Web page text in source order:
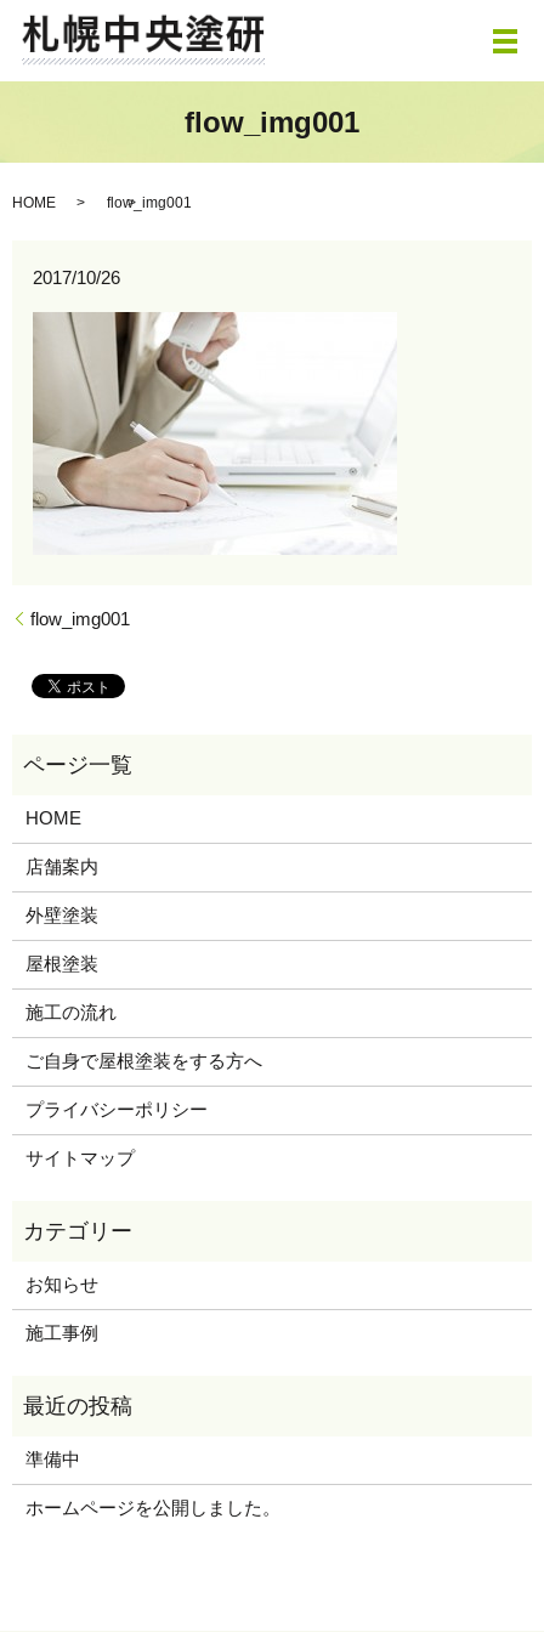
メ
flow_img001
HOME flow_img001
2017/10/26
flow_img001
HOME
店舗案内
外壁塗装
屋根塗装
施工の流れ
ご自身で屋根塗装をする方へ
プライバシーポリシー
サイトマップ
お知らせ
施工事例
準備中
ホームページを公開しました。